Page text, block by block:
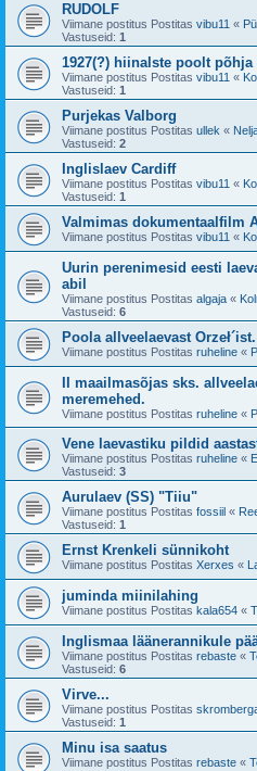
RUDOLF
Viimane postitus Postitas vibu11 «
Vastuseid: 1
1927(?) hiinalste poolt põhja
Viimane postitus Postitas vibu11 «
Vastuseid: 1
Purjekas Valborg
Viimane postitus Postitas ullek «
Vastuseid: 2
Inglislaev Cardiff
Viimane postitus Postitas vibu11 «
Vastuseid: 1
Valmimas dokumentaalfilm
Viimane postitus Postitas vibu11 «
Uurin perenimesid eesti
abil
Viimane postitus Postitas algaja «
Vastuseid: 6
Poola allveelaevast Orzeł´ist.
Viimane postitus Postitas ruheline «
II maailmasõjas sks.
meremehed.
Viimane postitus Postitas ruheline «
Vene laevastiku pildid
Viimane postitus Postitas ruheline «
Vastuseid: 3
Aurulaev (SS) "Tiiu"
Viimane postitus Postitas fossiil «
Vastuseid: 1
Ernst Krenkeli sünnikoht
Viimane postitus Postitas Xerxes «
juminda miinilahing
Viimane postitus Postitas kala654 «
Inglismaa läänerannikule
Viimane postitus Postitas rebaste «
Vastuseid: 6
Virve...
Viimane postitus Postitas
Vastuseid: 1
Minu isa saatus
Viimane postitus Postitas rebaste «